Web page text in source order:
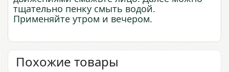
тщательно пенку смыть водой.
Применяйте утром и вечером.
Похожие товары